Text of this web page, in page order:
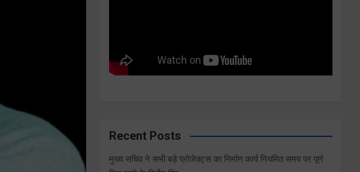
Recent Posts
मुख्य सचिव ने सभी बड़े प्रोजेक्ट्स का निर्माण कार्य नियमित समय पर पूर्ण